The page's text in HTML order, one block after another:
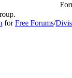
forFree Forums/